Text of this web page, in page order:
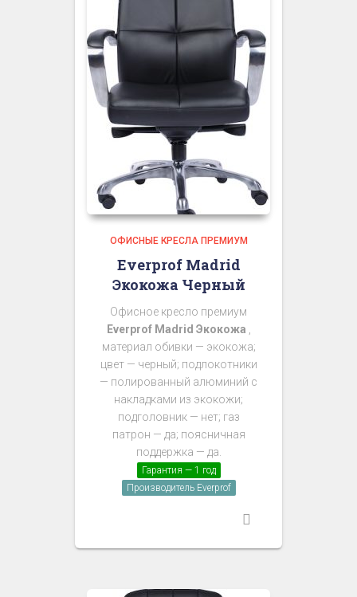
ОФИСНЫЕ КРЕСЛА ПРЕМИУМ
Everprof Madrid
Экокожа Черный
Офисное кресло премиум
Everprof Madrid Экокожа
материал обивки — экокожа;
цвет — черный; подлокотники
— полированный алюминий с
накладками из экокожи;
подголовник — нет; газ
патрон — да; поясничная
поддержка — да.
Гарантия — 1 год
Производитель Everprof